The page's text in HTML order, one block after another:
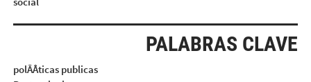
PALABRAS CLAVE
polÃÂticas publicas